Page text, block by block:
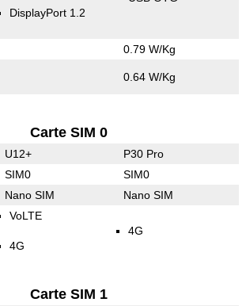
DisplayPort 1.2
0.79 W/Kg
0.64 W/Kg
Carte SIM 0
U12+ P30 Pro
SIM0 SIM0
Nano SIM Nano SIM
VoLTE
4G
4G
Carte SIM 1